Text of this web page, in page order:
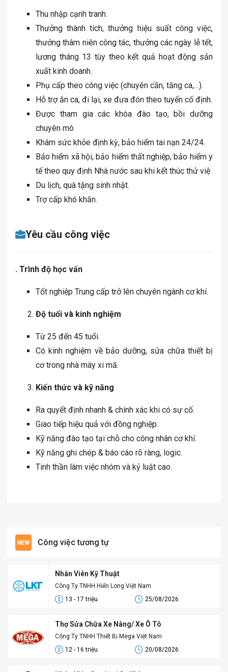
Thu nhập cạnh tranh.
Thưởng thành tích, thưởng hiệu suất công việc,
thưởng thâm niên công tác, thưởng các ngày lễ tết,
lương tháng 13 tùy theo kết quả hoạt động sản
xuất kinh doanh.
Phụ cấp theo công việc (chuyên cần, tăng ca,…).
Hỗ trợ ăn ca, đi lại, xe đưa đón theo tuyến cố định.
Được tham gia các khóa đào tạo, bồi dưỡng
chuyên mô
Khám sức khỏe định kỳ, bảo hiểm tai nạn 24/24.
Bảo hiểm xã hội, bảo hiểm thất nghiệp, bảo hiểm y
tế theo quy định Nhà nước sau khi kết thúc thử việ
Du lịch, quà tặng sinh nhật.
Trợ cấp khó khăn.
Yêu cầu công việc
. Trình độ học vấn
Tốt nghiệp Trung cấp trở lên chuyên ngành cơ khí.
Độ tuổi và kinh nghiệm
Từ 25 đến 45 tuổi.
Có kinh nghiệm về bảo dưỡng, sửa chữa thiết bị
cơ trong nhà máy xi mă.
Kiến thức và kỹ năng
Ra quyết định nhanh & chính xác khi có sự cố.
Giao tiếp hiệu quả với đồng nghiệp.
Kỹ năng đào tạo tại chỗ cho công nhân cơ khí.
Kỹ năng ghi chép & báo cáo rõ ràng, logic.
Tinh thần làm việc nhóm và kỷ luật cao.
Công việc tương tự
Nhân Viên Kỹ Thuật
Công Ty TNHH Hiển Long Việt Nam
13 - 17 triệu
25/08/2026
Thợ Sửa Chữa Xe Nâng/ Xe Ô Tô
Công Ty TNHH Thiết Bị Mega Việt Nam
12 - 16 triệu
20/08/2026